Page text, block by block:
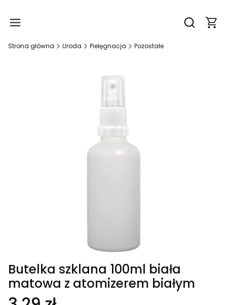
Otwórz
Strona główna Uroda Pielęgnacja Pozostałe
Butelka szklana 100ml biała
matowa z atomizerem białym